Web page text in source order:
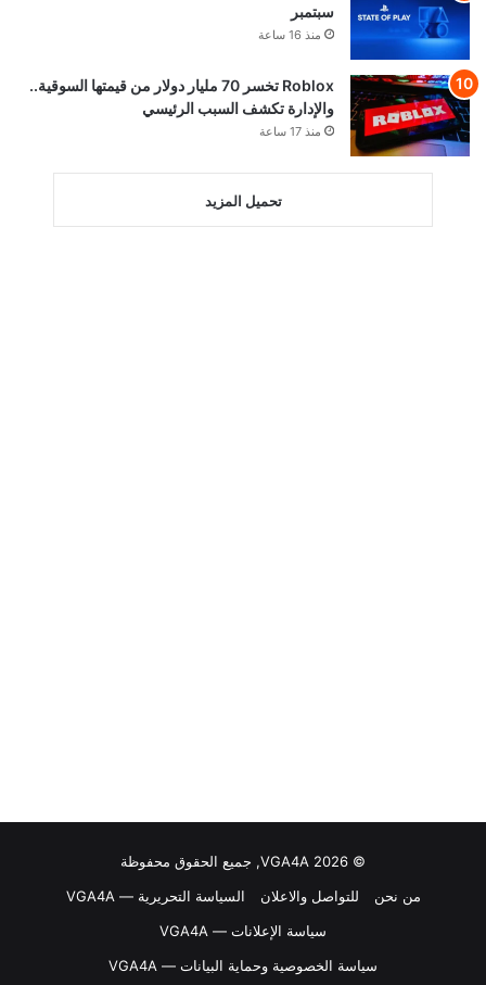
سبتمبر
منذ 16 ساعة
Roblox تخسر 70 مليار دولار من قيمتها السوقية..
والإدارة تكشف السبب الرئيسي
منذ 17 ساعة
تحميل المزيد
© VGA4A 2026, جميع الحقوق محفوظة
من نحن
للتواصل والاعلان
السياسة التحريرية — VGA4A
سياسة الإعلانات — VGA4A
سياسة الخصوصية وحماية البيانات — VGA4A